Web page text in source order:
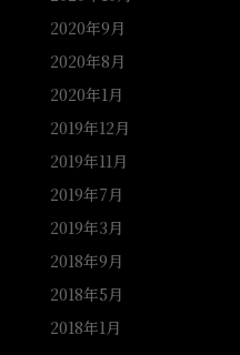
2020年9月
2020年8月
2020年1月
2019年12月
2019年11月
2019年7月
2019年3月
2018年9月
2018年5月
2018年1月